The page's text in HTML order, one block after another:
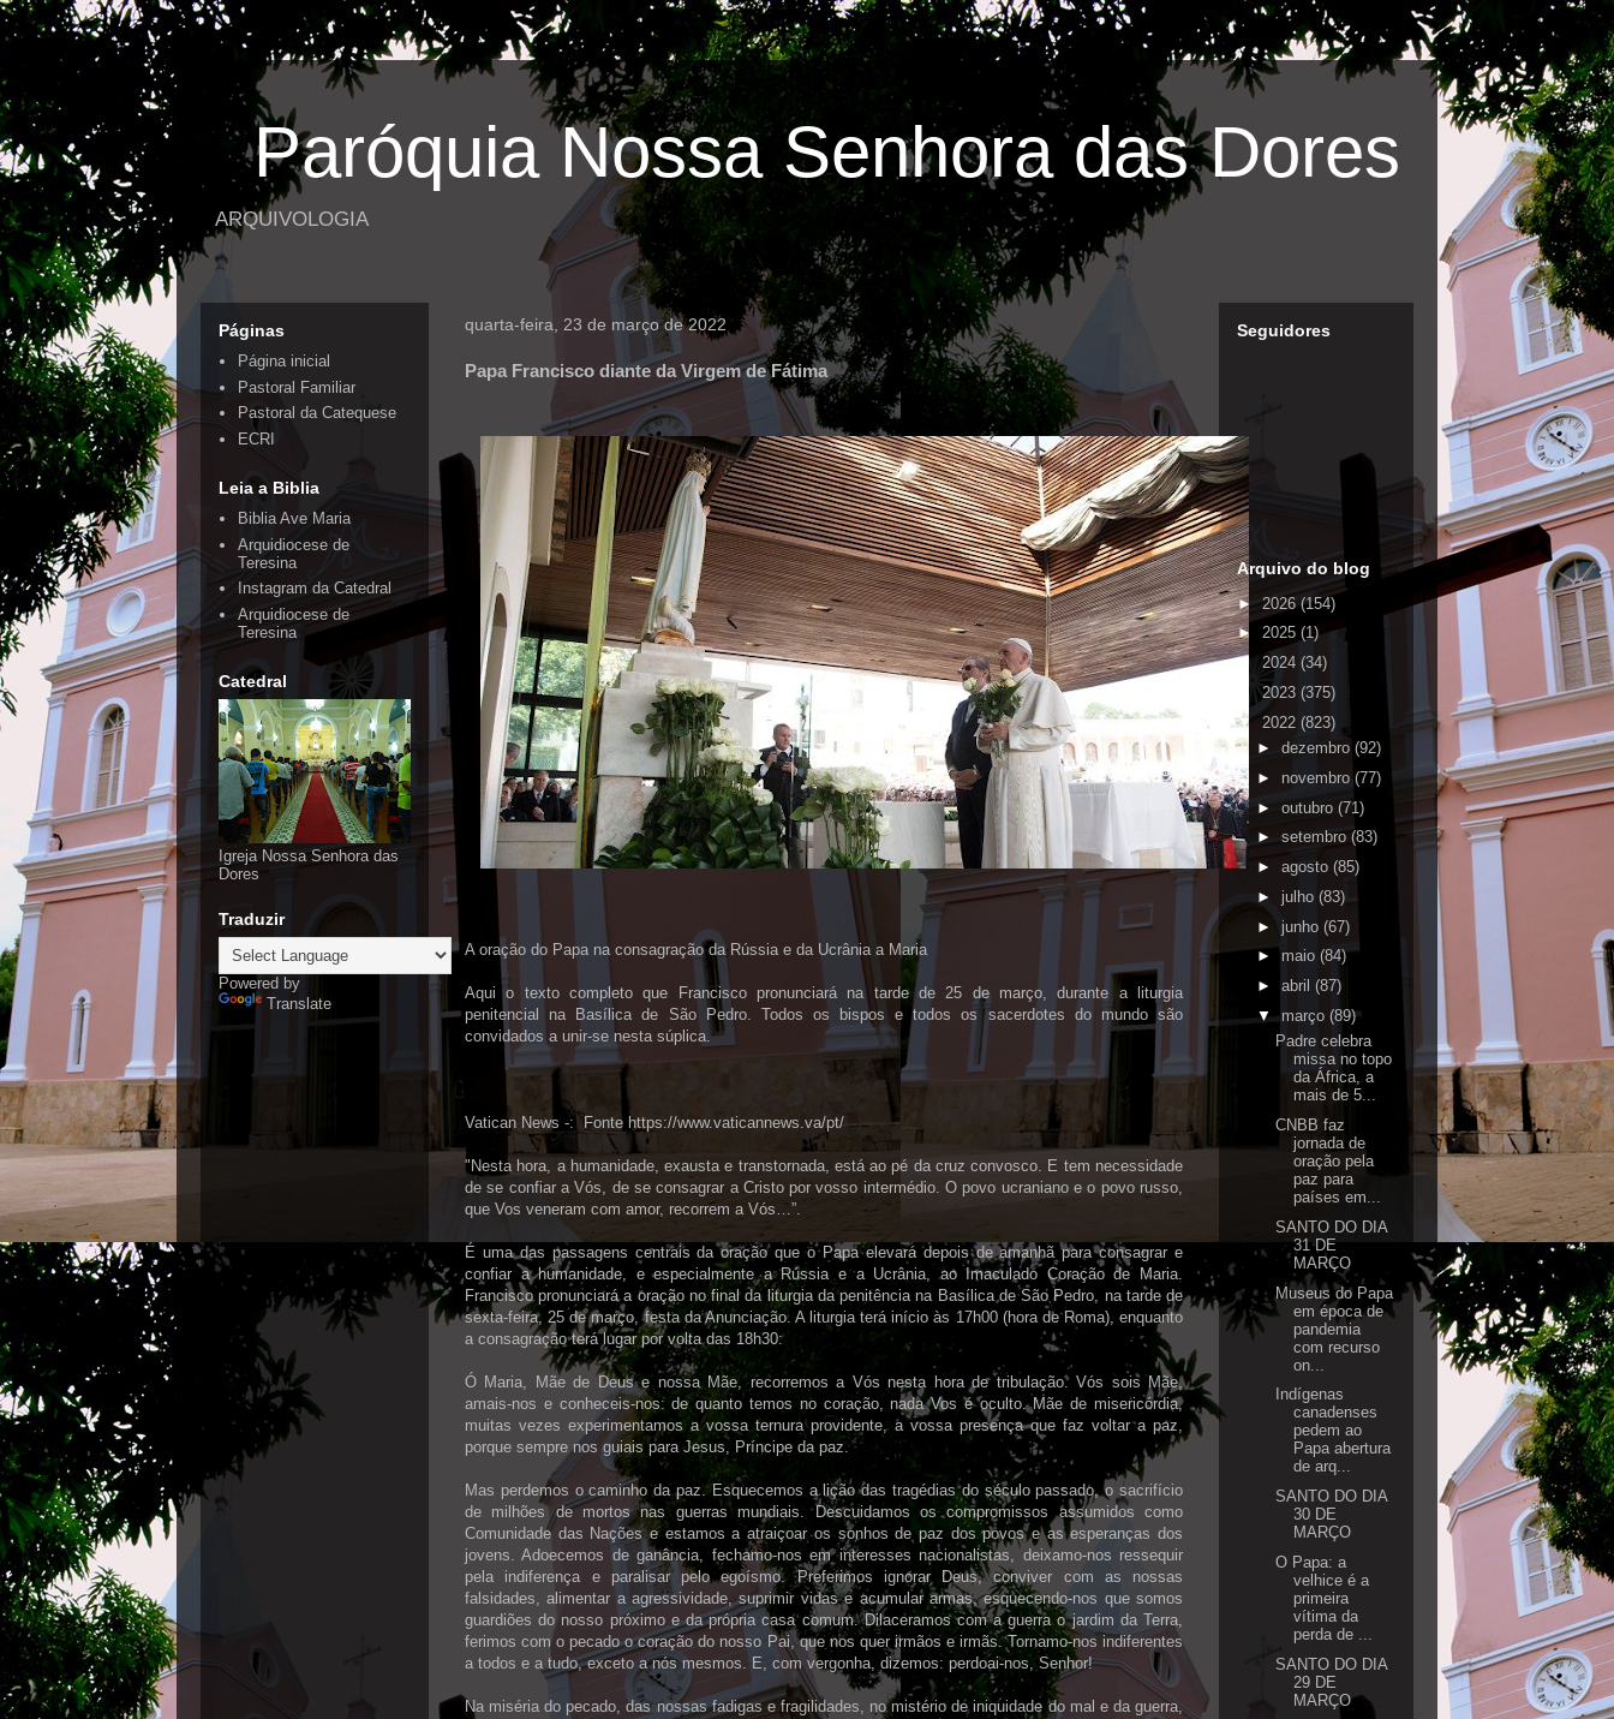
Paróquia Nossa Senhora das Dores
ARQUIVOLOGIA
quarta-feira, 23 de março de 2022
Papa Francisco diante da Virgem de Fátima
A oração do Papa na consagração da Rússia e da Ucrânia a Maria
Aqui o texto completo que Francisco pronunciará na tarde de 25 de março, durante a liturgia
penitencial na Basílica de São Pedro. Todos os bispos e todos os sacerdotes do mundo são
convidados a unir-se nesta súplica.
Vatican News -: Fonte https://www.vaticannews.va/pt/
"Nesta hora, a humanidade, exausta e transtornada, está ao pé da cruz convosco. E tem necessidade
de se confiar a Vós, de se consagrar a Cristo por vosso intermédio. O povo ucraniano e o povo russo,
que Vos veneram com amor, recorrem a Vós…”.
É uma das passagens centrais da oração que o Papa elevará depois de amanhã para consagrar e
confiar a humanidade, e especialmente a Rússia e a Ucrânia, ao Imaculado Coração de Maria.
Francisco pronunciará a oração no final da liturgia da penitência na Basílica de São Pedro, na tarde de
sexta-feira, 25 de março, festa da Anunciação. A liturgia terá início às 17h00 (hora de Roma), enquanto
a consagração terá lugar por volta das 18h30:
Ó Maria, Mãe de Deus e nossa Mãe, recorremos a Vós nesta hora de tribulação. Vós sois Mãe,
amais-nos e conheceis-nos: de quanto temos no coração, nada Vos é oculto. Mãe de misericórdia,
muitas vezes experimentamos a vossa ternura providente, a vossa presença que faz voltar a paz,
porque sempre nos guiais para Jesus, Príncipe da paz.
Mas perdemos o caminho da paz. Esquecemos a lição das tragédias do século passado, o sacrifício
de milhões de mortos nas guerras mundiais. Descuidamos os compromissos assumidos como
Comunidade das Nações e estamos a atraiçoar os sonhos de paz dos povos e as esperanças dos
jovens. Adoecemos de ganância, fechamo-nos em interesses nacionalistas, deixamo-nos ressequir
pela indiferença e paralisar pelo egoísmo. Preferimos ignorar Deus, conviver com as nossas
falsidades, alimentar a agressividade, suprimir vidas e acumular armas, esquecendo-nos que somos
guardiões do nosso próximo e da própria casa comum. Dilaceramos com a guerra o jardim da Terra,
ferimos com o pecado o coração do nosso Pai, que nos quer irmãos e irmãs. Tornamo-nos indiferentes
a todos e a tudo, exceto a nós mesmos. E, com vergonha, dizemos: perdoai-nos, Senhor!
Na miséria do pecado, das nossas fadigas e fragilidades, no mistério de iniquidade do mal e da guerra,
Páginas
Página inicial
Pastoral Familiar
Pastoral da Catequese
ECRI
Leia a Biblia
Biblia Ave Maria
Arquidiocese de
Teresina
Instagram da Catedral
Arquidiocese de
Teresina
Catedral
Igreja Nossa Senhora das
Dores
Traduzir
Powered by
Translate
Seguidores
Arquivo do blog
►2026(154)
► 2025 (1)
► 2024 (34)
►2023 (375)
▼ 2022 (823)
► dezembro (92)
► novembro (77)
► outubro (71)
► setembro (83)
► agosto (85)
► julho (83)
► junho (67)
►maio (84)
► abril (87)
▼ março (89)
Padre celebra
missa no topo
da África, a
mais de 5...
CNBB faz
jornada de
oração pela
paz para
países em...
SANTO DO DIA
31 DE
MARÇO
Museus do Papa
em época de
pandemia
com recurso
on...
Indígenas
canadenses
pedem ao
Papa abertura
de arq...
SANTO DO DIA
30 DE
MARÇO
O Papa: a
velhice é a
primeira
vítima da
perda de ...
SANTO DO DIA
29 DE
MARÇO